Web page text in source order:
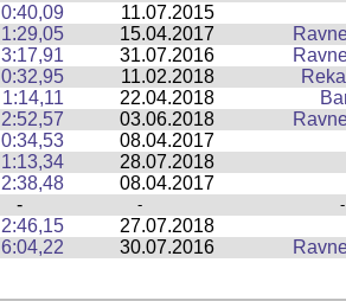
0:40,09
11.07.2015
1:29,05 15.04.2017
3:17,91 31.07.2016
0:32,95 11.02.2018
1:14,11 22.04.2018
2:52,57 03.06.2018
0:34,53
08.04.2017
1:13,34
28.07.2018
2:38,48
08.04.2017
- - -
2:46,15
27.07.2018
6:04,22 30.07.2016